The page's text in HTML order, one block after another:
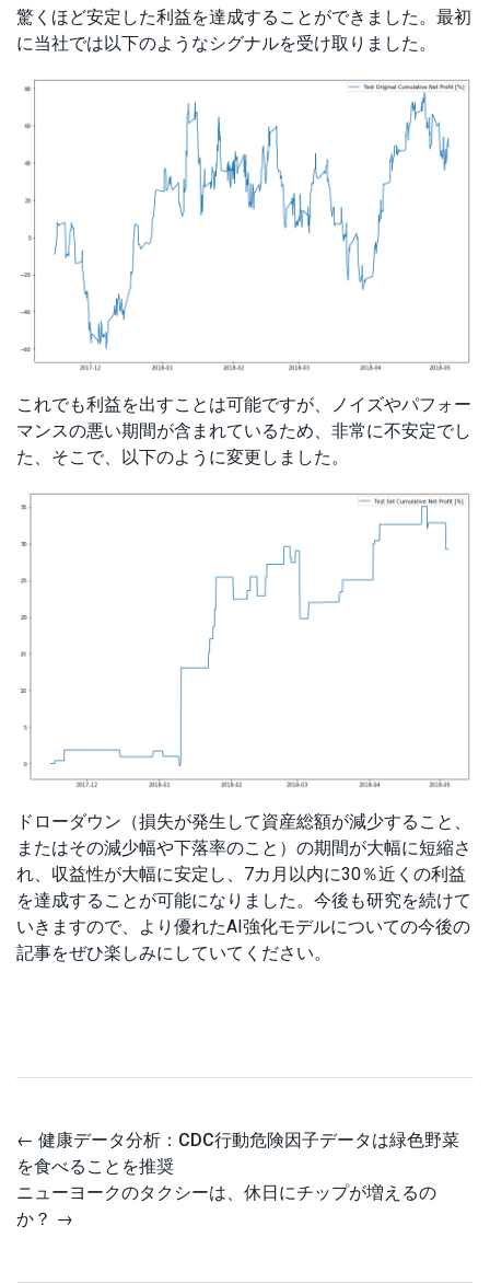
驚くほど安定した利益を達成することができました。最初
に当社では以下のようなシグナルを受け取りました。
これでも利益を出すことは可能ですが、ノイズやパフォー
マンスの悪い期間が含まれているため、非常に不安定でし
た、そこで、以下のように変更しました。
ドローダウン（損失が発生して資産総額が減少すること、
またはその減少幅や下落率のこと）の期間が大幅に短縮さ
れ、収益性が大幅に安定し、7カ月以内に30％近くの利益
を達成することが可能になりました。今後も研究を続けて
いきますので、より優れたAI強化モデルについての今後の
記事をぜひ楽しみにしていてください。
Post
navigation
← 健康データ分析：CDC行動危険因子データは緑色野菜
を食べることを推奨
ニューヨークのタクシーは、休日にチップが増えるの
か？ →